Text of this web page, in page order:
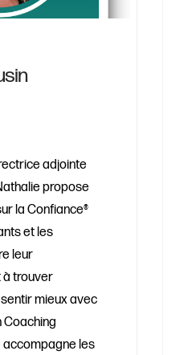
adjointe
propose
la Confiance®
et les
leur
à trouver
mieux avec
Coaching
accompagne les